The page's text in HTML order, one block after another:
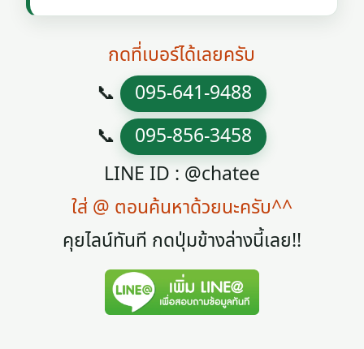
กดที่เบอร์ได้เลยครับ
📞 095-641-9488
📞 095-856-3458
LINE ID : @chatee
ใส่ @ ตอนค้นหาด้วยนะครับ^^
คุยไลน์ทันที กดปุ่มข้างล่างนี้เลย!!